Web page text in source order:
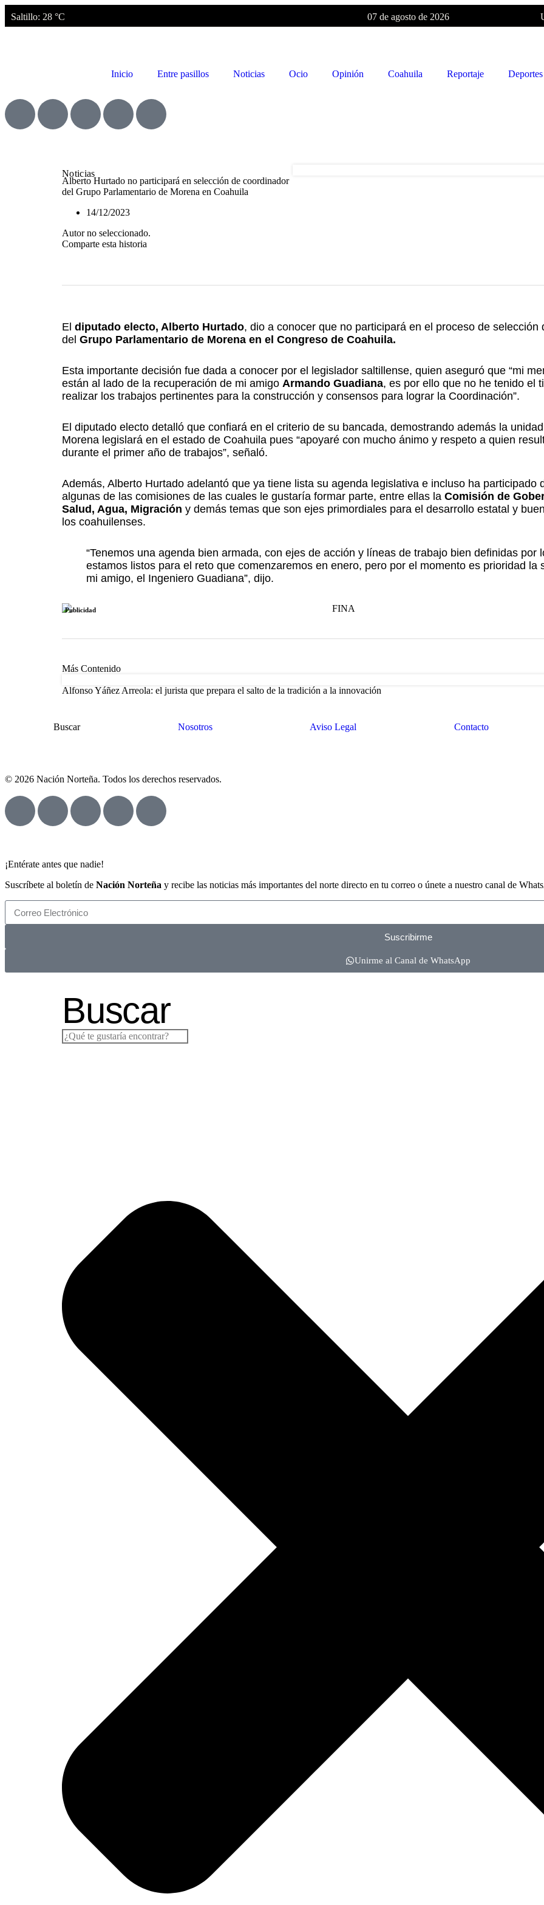
Saltillo: 28 °C 07 de agosto de 2026
Inicio Entre pasillos Noticias Ocio Opinión Coahuila Reportaje Deportes
Noticias
Alberto Hurtado no participará en selección de coordinador
del Grupo Parlamentario de Morena en Coahuila
14/12/2023
Autor no seleccionado.
Comparte esta historia
El diputado electo, Alberto Hurtado, dio a conocer que no participará en el proceso de selección
del Grupo Parlamentario de Morena en el Congreso de Coahuila.
Esta importante decisión fue dada a conocer por el legislador saltillense, quien aseguró que “mi
están al lado de la recuperación de mi amigo Armando Guadiana, es por ello que no he tenido el
realizar los trabajos pertinentes para la construcción y consensos para lograr la Coordinación”.
El diputado electo detalló que confiará en el criterio de su bancada, demostrando además la
Morena legislará en el estado de Coahuila pues “apoyaré con mucho ánimo y respeto a quien
durante el primer año de trabajos”, señaló.
Además, Alberto Hurtado adelantó que ya tiene lista su agenda legislativa e incluso ha participado
algunas de las comisiones de las cuales le gustaría formar parte, entre ellas la Comisión de
Salud, Agua, Migración y demás temas que son ejes primordiales para el desarrollo estatal y
los coahuilenses.
“Tenemos una agenda bien armada, con ejes de acción y líneas de trabajo bien definidas por
estamos listos para el reto que comenzaremos en enero, pero por el momento es prioridad la
mi amigo, el Ingeniero Guadiana”, dijo.
Publicidad
Más Contenido
Alfonso Yáñez Arreola: el jurista que prepara el salto de la tradición a la innovación
Buscar Nosotros Aviso Legal Contacto
© 2026 Nación Norteña. Todos los derechos reservados.
¡Entérate antes que nadie!
Suscríbete al boletín de Nación Norteña y recibe las noticias más importantes del norte directo en tu correo o únete a nuestro canal de
Suscribirme
Unirme al Canal de WhatsApp
Buscar